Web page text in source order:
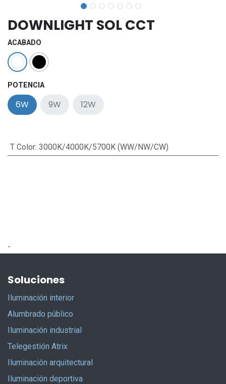
DOWNLIGHT SOL CCT
ACABADO
POTENCIA
6W 9W 12W
T Color: 3000K/4000K/5700K (WW/NW/CW)
-
Soluciones
Iluminación interior
Alumbrado público
Iluminación industrial
Telegestión Atrix
Iluminación arquitectural
Iluminación deportiva